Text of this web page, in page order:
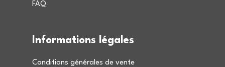
FAQ
Informations légales
Conditions générales de vente